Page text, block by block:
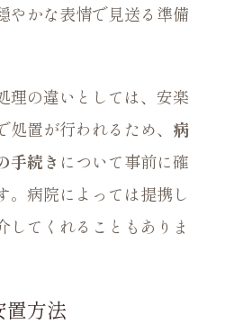
やかな表情で見送る準備
理の違いとしては、安楽
置が行われるため、 病
手続き について事前に確
。病院によっては提携し
してくれることもありま
置方法